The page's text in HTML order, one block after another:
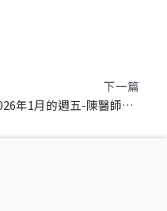
下一篇
2026年1月的週五-陳醫師請假公告